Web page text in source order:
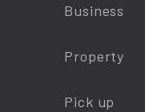
Business
Property
Pick up